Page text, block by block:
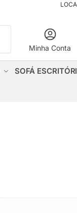
Minha Conta
SOFÁ